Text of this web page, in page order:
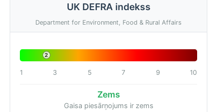
UK DEFRA indekss
Department for Environment, Food & Rural Affairs
2
1 3 5 7 9 10
Zems
Gaisa piesārņojums ir zems